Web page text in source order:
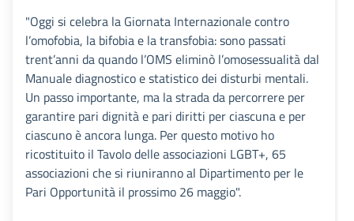
"Oggi si celebra la Giornata Internazionale contro
l’omofobia, la bifobia e la transfobia: sono passati
trent’anni da quando l’OMS eliminò l’omosessualità dal
Manuale diagnostico e statistico dei disturbi mentali.
Un passo importante, ma la strada da percorrere per
garantire pari dignità e pari diritti per ciascuna e per
ciascuno è ancora lunga. Per questo motivo ho
ricostituito il Tavolo delle associazioni LGBT+, 65
associazioni che si riuniranno al Dipartimento per le
Pari Opportunità il prossimo 26 maggio".